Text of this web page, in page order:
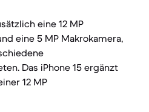
eine 12 MP
eine 5 MP Makrokamera,
Das iPhone 15 ergänzt
12 MP